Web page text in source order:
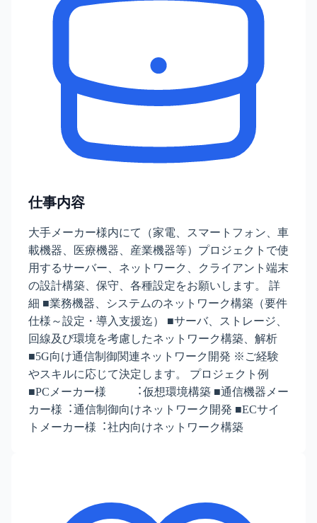
仕事内容
大手メーカー様内にて（家電、スマートフォン、⾞
載機器、医療機器、産業機器等）プロジェクトで使
用するサーバー、ネットワーク、クライアント端末
の設計構築、保守、各種設定をお願いします。 詳
細 ■業務機器、システムのネットワーク構築（要件
仕様～設定・導⼊支援迄） ■サーバ、ストレージ、
回線及び環境を考慮したネットワーク構築、解析
■5G向け通信制御関連ネットワーク開発 ※ご経験
やスキルに応じて決定します。 プロジェクト例
■PCメーカー様 ︓仮想環境構築 ■通信機器メー
カー様︓通信制御向けネットワーク開発 ■ECサイ
トメーカー様︓社内向けネットワーク構築